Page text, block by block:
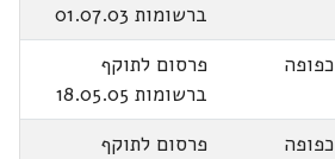
ברשומות 01.07.03
כפופה
פרסום לתוקף
ברשומות 18.05.05
כפופה
פרסום לתוקף